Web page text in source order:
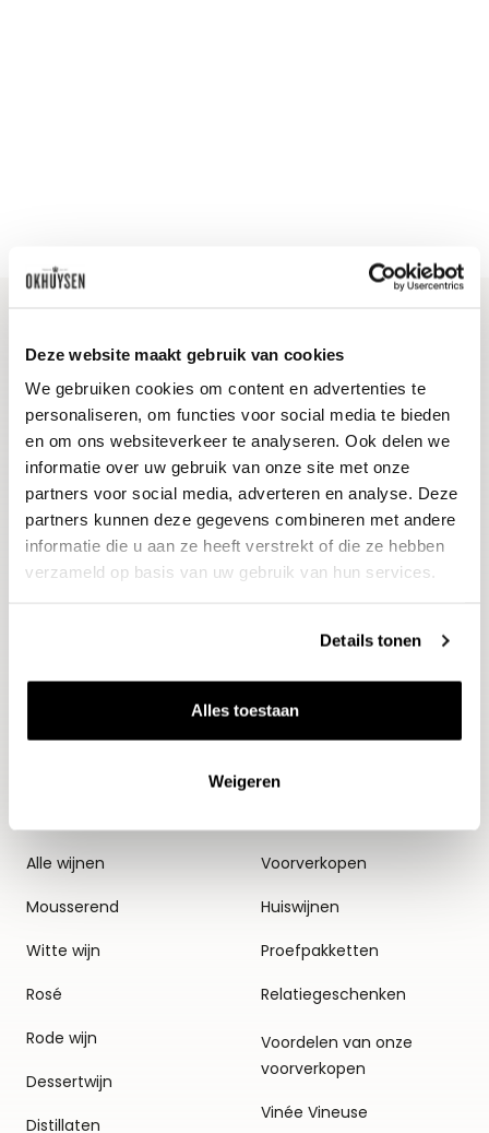
Deze website maakt gebruik van cookies
We gebruiken cookies om content en advertenties te
personaliseren, om functies voor social media te bieden
en om ons websiteverkeer te analyseren. Ook delen we
informatie over uw gebruik van onze site met onze
partners voor social media, adverteren en analyse. Deze
partners kunnen deze gegevens combineren met andere
informatie die u aan ze heeft verstrekt of die ze hebben
verzameld op basis van uw gebruik van hun services.
Details tonen
Alles toestaan
Weigeren
Blijf op de hoogte
Ontvang het laatste wijnnieuws, proeverijen en
evenementen
E-mailadres
Aanmelden
Alle wijnen
Mousserend
Witte wijn
Rosé
Rode wijn
Dessertwijn
Distillaten
Thema's
Voorverkopen
Huiswijnen
Proefpakketten
Relatiegeschenken
Voordelen van onze
voorverkopen
Vinée Vineuse